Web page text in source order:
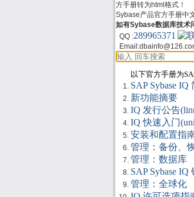
方手册转为html格式！
Sybase产品官方手册中
如有Sybase数据库技术
QQ :289965371
Email:
以下官方手册为
SAP Sybase IQ
新功能摘要
IQ 发行公告
IQ 快速入门
安装和配置指
管理：备份、
管理：数据库
SAP Sybase IQ
管理：全球化